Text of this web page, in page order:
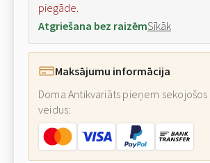
piegāde.
Atgriešana bez raizēmSīkāk
Maksājumu informācija
Doma Antikvariāts pieņem sekojošos
veidus: